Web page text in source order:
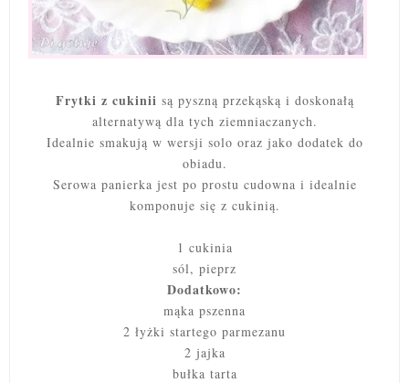
Frytki z cukinii są pyszną przekąską i doskonałą
alternatywą dla tych ziemniaczanych.
Idealnie smakują w wersji solo oraz jako dodatek do
obiadu.
Serowa panierka jest po prostu cudowna i idealnie
komponuje się z cukinią.
1 cukinia
sól, pieprz
Dodatkowo:
mąka pszenna
2 łyżki startego parmezanu
2 jajka
bułka tarta